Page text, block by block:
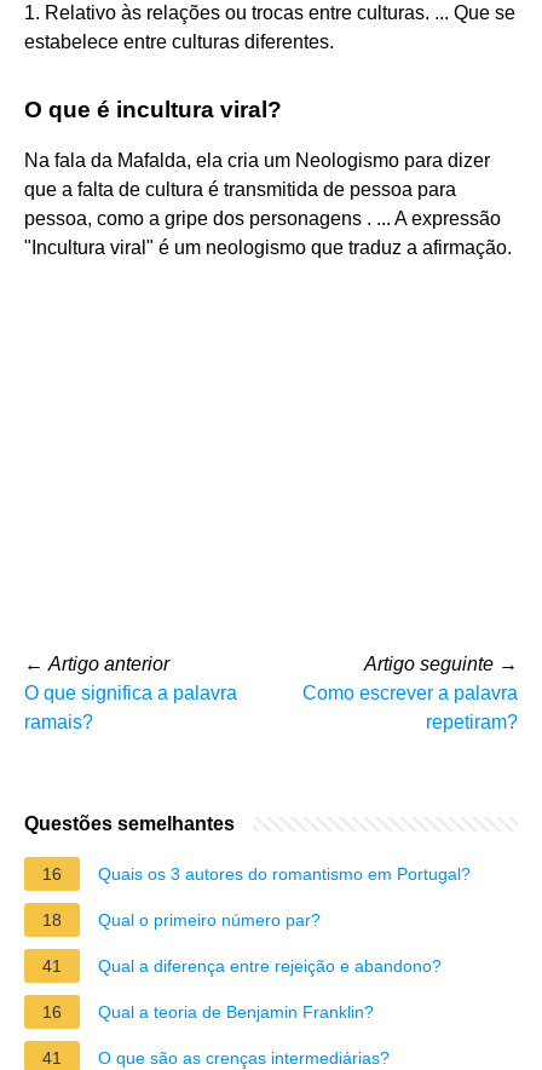
1. Relativo às relações ou trocas entre culturas. ... Que se
estabelece entre culturas diferentes.
O que é incultura viral?
Na fala da Mafalda, ela cria um Neologismo para dizer
que a falta de cultura é transmitida de pessoa para
pessoa, como a gripe dos personagens . ... A expressão
"Incultura viral" é um neologismo que traduz a afirmação.
← Artigo anterior
O que significa a palavra
ramais?
Artigo seguinte →
Como escrever a palavra
repetiram?
Questões semelhantes
16 Quais os 3 autores do romantismo em Portugal?
18 Qual o primeiro número par?
41 Qual a diferença entre rejeição e abandono?
16 Qual a teoria de Benjamin Franklin?
41 O que são as crenças intermediárias?